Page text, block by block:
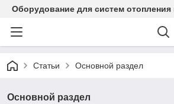
Оборудование для систем
Статьи Основной раздел
Основной раздел